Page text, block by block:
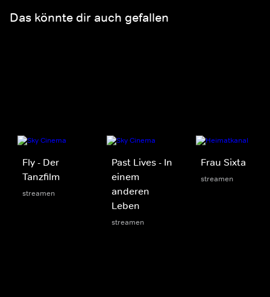
Das könnte dir auch gefallen
Fly - Der
Tanzfilm
streamen
Past Lives - In
einem
anderen
Leben
streamen
Frau Sixta
streamen